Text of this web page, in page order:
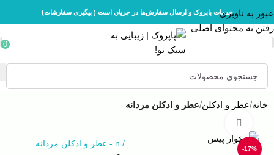
عبور به ناوبری
رفتن به محتوای اصلی
خدمات پاپروک و ارسال سفارش‌ها در جریان است ( پیگیری سفارشات)
0
خانه عطر و ادکلن عطر و ادکلن مردانه
-17%
/
n
- عطر و ادکلن مردانه